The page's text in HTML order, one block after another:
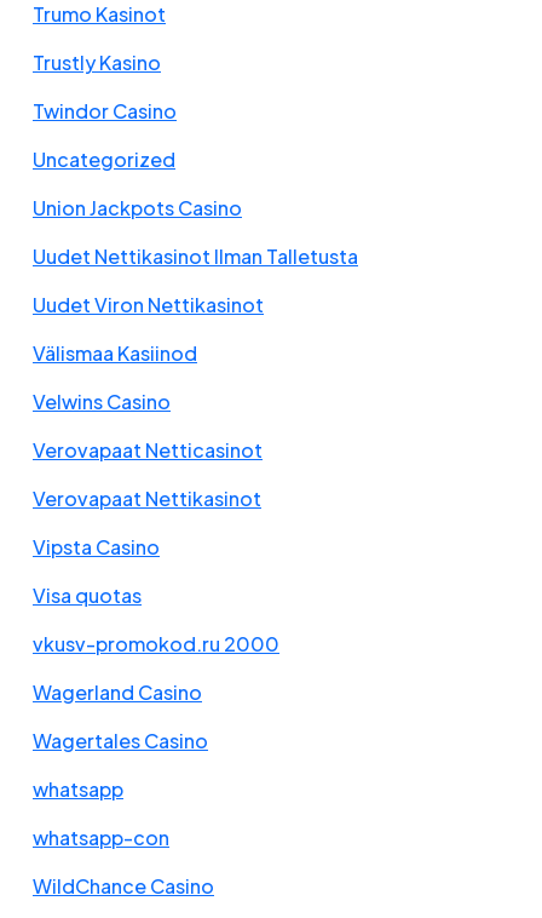
Trumo Kasinot
Trustly Kasino
Twindor Casino
Uncategorized
Union Jackpots Casino
Uudet Nettikasinot Ilman Talletusta
Uudet Viron Nettikasinot
Välismaa Kasiinod
Velwins Casino
Verovapaat Netticasinot
Verovapaat Nettikasinot
Vipsta Casino
Visa quotas
vkusv-promokod.ru 2000
Wagerland Casino
Wagertales Casino
whatsapp
whatsapp-con
WildChance Casino